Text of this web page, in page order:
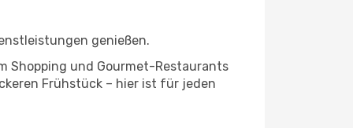
genießen.
Shopping und Gourmet-Restaurants
Frühstück – hier ist für jeden